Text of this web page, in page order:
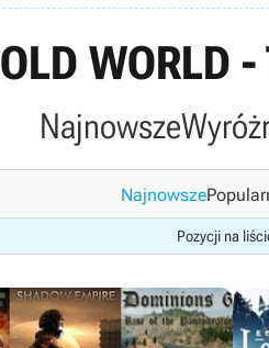
OLD WORLD
Najnowsze
Najnowsze
Pozycji na